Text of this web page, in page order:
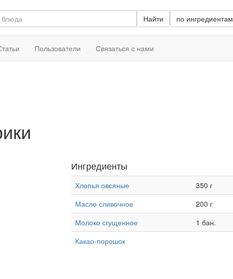
Найти по ингредиентам
Пользователи Связаться с нами
Ингредиенты
Хлопья овсяные
350 г
Масло сливочное
200 г
Молоко сгущенное
1 бан.
Какао-порошок